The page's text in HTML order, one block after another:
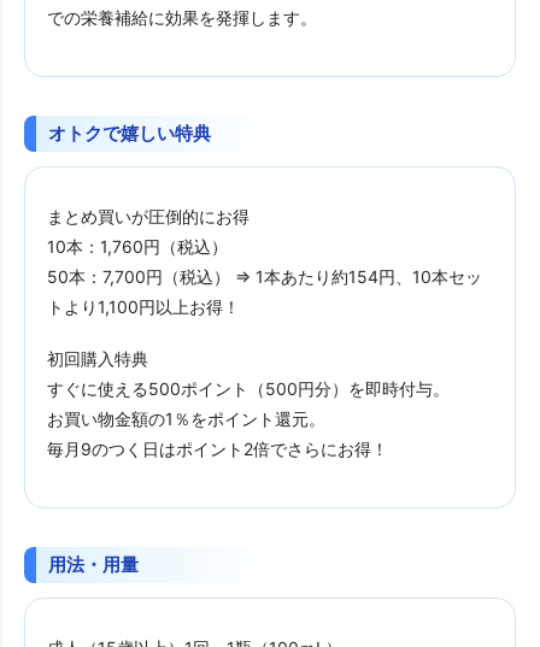
での栄養補給に効果を発揮します。
オトクで嬉しい特典
まとめ買いが圧倒的にお得
10本：1,760円（税込）
50本：7,700円（税込） ⇒ 1本あたり約154円、10本セッ
トより1,100円以上お得！
初回購入特典
すぐに使える500ポイント（500円分）を即時付与。
お買い物金額の1％をポイント還元。
毎月9のつく日はポイント2倍でさらにお得！
用法・用量